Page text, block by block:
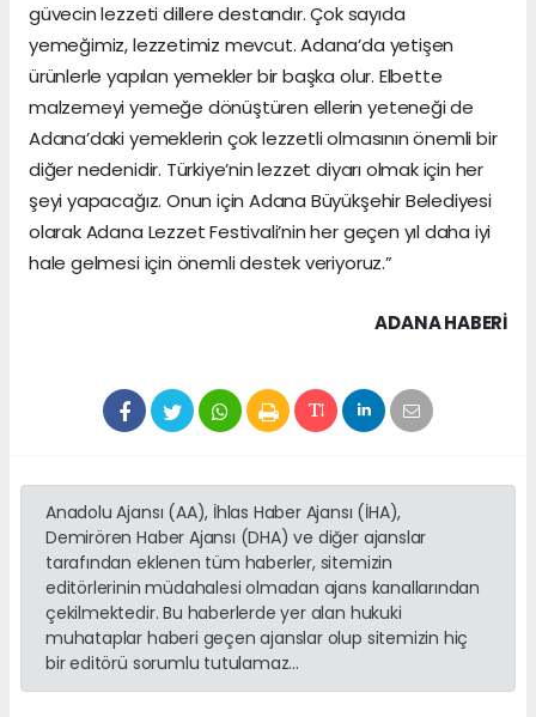
güvecin lezzeti dillere destandır. Çok sayıda
yemeğimiz, lezzetimiz mevcut. Adana’da yetişen
ürünlerle yapılan yemekler bir başka olur. Elbette
malzemeyi yemeğe dönüştüren ellerin yeteneği de
Adana’daki yemeklerin çok lezzetli olmasının önemli bir
diğer nedenidir. Türkiye’nin lezzet diyarı olmak için her
şeyi yapacağız. Onun için Adana Büyükşehir Belediyesi
olarak Adana Lezzet Festivali’nin her geçen yıl daha iyi
hale gelmesi için önemli destek veriyoruz.”
ADANA HABERİ
Anadolu Ajansı (AA), İhlas Haber Ajansı (İHA),
Demirören Haber Ajansı (DHA) ve diğer ajanslar
tarafından eklenen tüm haberler, sitemizin
editörlerinin müdahalesi olmadan ajans kanallarından
çekilmektedir. Bu haberlerde yer alan hukuki
muhataplar haberi geçen ajanslar olup sitemizin hiç
bir editörü sorumlu tutulamaz...